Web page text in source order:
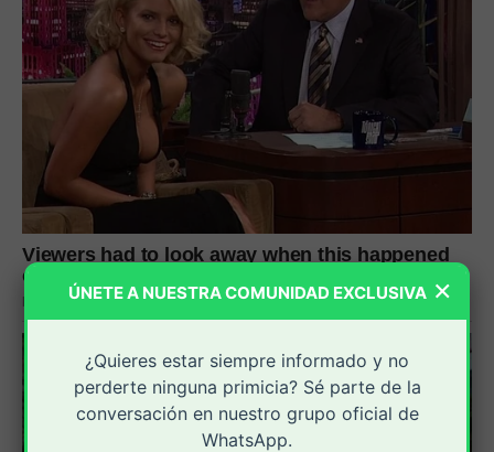
×
ÚNETE A NUESTRA COMUNIDAD EXCLUSIVA
¿Quieres estar siempre informado y no
perderte ninguna primicia? Sé parte de la
conversación en nuestro grupo oficial de
WhatsApp.